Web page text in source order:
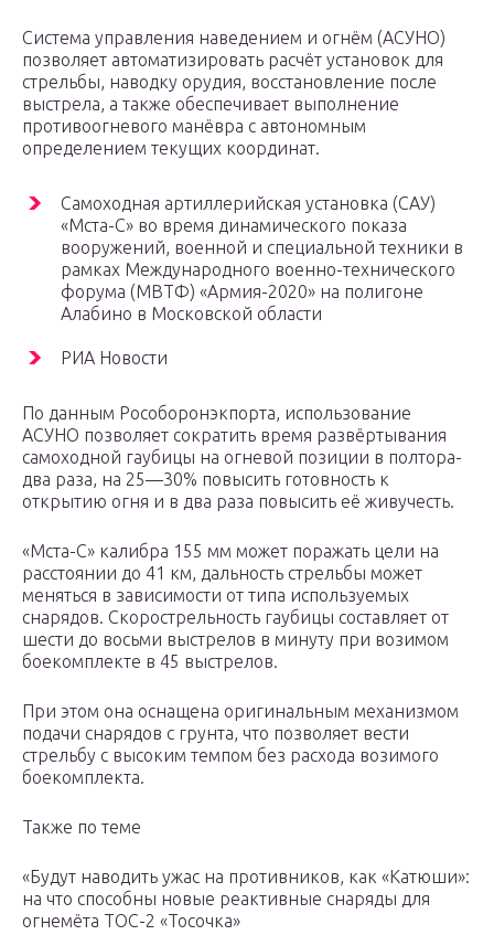
Система управления наведением и огнём (АСУНО)
позволяет автоматизировать расчёт установок для
стрельбы, наводку орудия, восстановление после
выстрела, а также обеспечивает выполнение
противоогневого манёвра с автономным
определением текущих координат.
Самоходная артиллерийская установка (САУ)
«Мста-С» во время динамического показа
вооружений, военной и специальной техники в
рамках Международного военно-технического
форума (МВТФ) «Армия-2020» на полигоне
Алабино в Московской области
РИА Новости
По данным Рособоронэкпорта, использование
АСУНО позволяет сократить время развёртывания
самоходной гаубицы на огневой позиции в полтора-
два раза, на 25—30% повысить готовность к
открытию огня и в два раза повысить её живучесть.
«Мста-С» калибра 155 мм может поражать цели на
расстоянии до 41 км, дальность стрельбы может
меняться в зависимости от типа используемых
снарядов. Скорострельность гаубицы составляет от
шести до восьми выстрелов в минуту при возимом
боекомплекте в 45 выстрелов.
При этом она оснащена оригинальным механизмом
подачи снарядов с грунта, что позволяет вести
стрельбу с высоким темпом без расхода возимого
боекомплекта.
Также по теме
«Будут наводить ужас на противников, как «Катюши»:
на что способны новые реактивные снаряды для
огнемёта ТОС-2 «Тосочка»